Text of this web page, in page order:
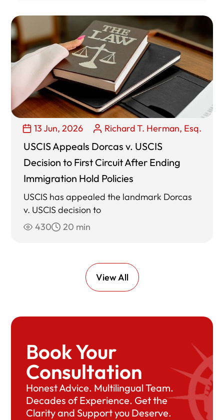
13 Jun, 2026 Richard T. Herman, Esq.
USCIS Appeals Dorcas v. USCIS
Decision to First Circuit After Ending
Immigration Hold Policies
USCIS has appealed the landmark Dorcas
v. USCIS decision to
430
20 min
View All
Book Your
Consultation
Honest Advice. Multilingual Team.
Decades of Experience. Get the
Clarity and Support you Deserve.